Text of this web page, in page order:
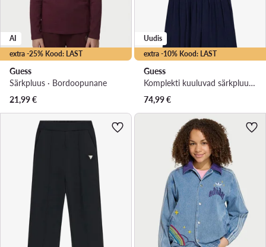
extra -25% Kood: LAST
AI
Guess
Särkpluus · Bordoopunane
21,99€
extra -10% Kood: LAST
Uudis
Guess
Komplekti kuuluvad särkpluus ja seelik · Kreemjas
74,99€